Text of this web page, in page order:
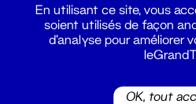
En utilisant ce site, vous
soient utilisés de façon
d'analyse pour améliorer
OK, tout